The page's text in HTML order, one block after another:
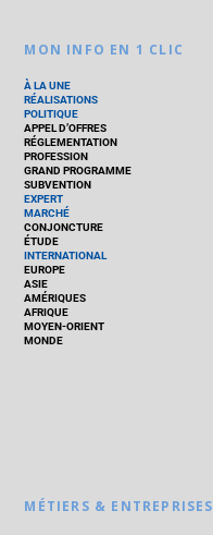
MON INFO EN 1 CLIC
À LA UNE
RÉALISATIONS
POLITIQUE
APPEL D’OFFRES
RÉGLEMENTATION
PROFESSION
GRAND PROGRAMME
SUBVENTION
EXPERT
MARCHÉ
CONJONCTURE
ÉTUDE
INTERNATIONAL
EUROPE
ASIE
AMÉRIQUES
AFRIQUE
MOYEN-ORIENT
MONDE
MÉTIERS & ENTREPRISES